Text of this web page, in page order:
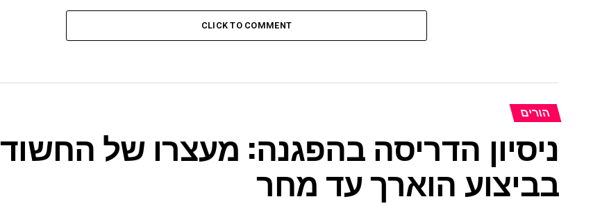
CLICK TO COMMENT
הורים
ניסיון הדריסה בהפגנה: מעצרו של החשוד
בביצוע הוארך עד מחר